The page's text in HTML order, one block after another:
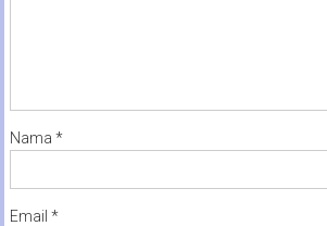
Nama *
Email *